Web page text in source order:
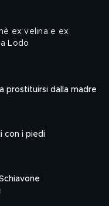
ex velina e ex
Lodo
prostituirsi dalla madre
con i piedi